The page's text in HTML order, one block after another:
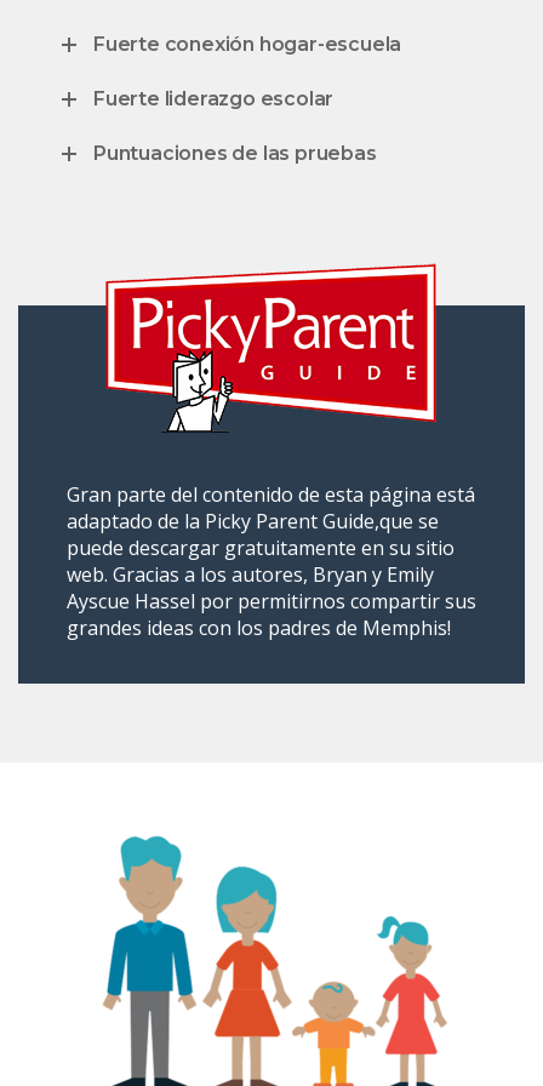
Fuerte conexión hogar-escuela
Fuerte liderazgo escolar
Puntuaciones de las pruebas
Gran parte del contenido de esta página está
adaptado de la Picky Parent Guide,que se
puede descargar gratuitamente en su sitio
web. Gracias a los autores, Bryan y Emily
Ayscue Hassel por permitirnos compartir sus
grandes ideas con los padres de Memphis!